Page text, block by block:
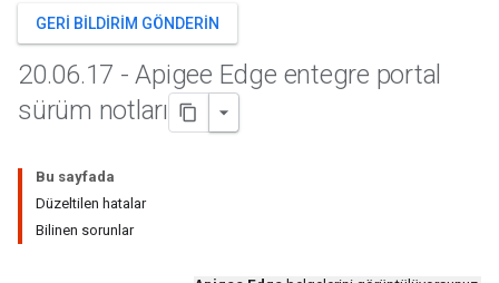
GERI BILDIRIM GÖNDERIN
20.06.17 - Apigee Edge entegre portal
sürüm notları
Bu sayfada
Düzeltilen hatalar
Bilinen sorunlar